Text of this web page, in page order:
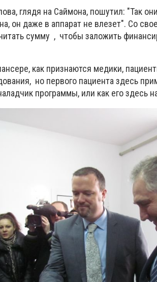
глядя на Саймона, пошутил: "Так
он даже в аппарат не влезет". Со
сумму , чтобы заложить
как признаются медики,
но первого пациента здесь
программы, или как его здесь